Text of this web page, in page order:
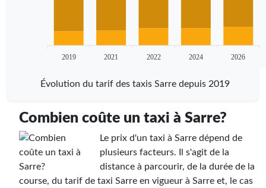
2019 2021 2022 2024 2026
Évolution du tarif des taxis Sarre depuis 2019
Combien coûte un taxi à Sarre?
Le prix d'un taxi à Sarre dépend de
plusieurs facteurs. Il s'agit de la
distance à parcourir, de la durée de la
course, du tarif de taxi Sarre en vigueur à Sarre et, le cas